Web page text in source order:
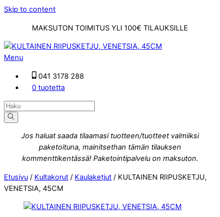
Skip to content
MAKSUTON TOIMITUS YLI 100€ TILAUKSILLE
Menu
041 3178 288
0 tuotetta
Jos haluat saada tilaamasi tuotteen/tuotteet valmiiksi
paketoituna, mainitsethan tämän tilauksen
kommenttikentässä! Paketointipalvelu on maksuton.
Etusivu / Kultakorut / Kaulaketjut / KULTAINEN RIIPUSKETJU,
VENETSIA, 45CM